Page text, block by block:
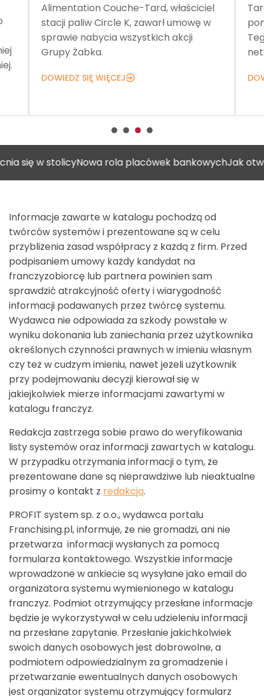
Alimentation Couche-Tard, właściciel
stacji paliw Circle K, zawarł umowę w
sprawie nabycia wszystkich akcji
Grupy Żabka.
DOWIEDZ SIĘ WIĘCEJ
w stolicyNowa rola placówek bankowychJak otworzyć
Informacje zawarte w katalogu pochodzą od
twórców systemów i prezentowane są w celu
przybliżenia zasad współpracy z każdą z firm. Przed
podpisaniem umowy każdy kandydat na
franczyzobiorcę lub partnera powinien sam
sprawdzić atrakcyjność oferty i wiarygodność
informacji podawanych przez twórcę systemu.
Wydawca nie odpowiada za szkody powstałe w
wyniku dokonania lub zaniechania przez użytkownika
określonych czynności prawnych w imieniu własnym
czy też w cudzym imieniu, nawet jeżeli użytkownik
przy podejmowaniu decyzji kierował się w
jakiejkolwiek mierze informacjami zawartymi w
katalogu franczyz.
Redakcja zastrzega sobie prawo do weryfikowania
listy systemów oraz informacji zawartych w katalogu.
W przypadku otrzymania informacji o tym, że
prezentowane dane są nieprawdziwe lub nieaktualne
prosimy o kontakt z redakcją.
PROFIT system sp. z o.o., wydawca portalu
Franchising.pl, informuje, że nie gromadzi, ani nie
przetwarza informacji wysłanych za pomocą
formularza kontaktowego. Wszystkie informacje
wprowadzone w ankiecie są wysyłane jako email do
organizatora systemu wymienionego w katalogu
franczyz. Podmiot otrzymujący przesłane informacje
będzie je wykorzystywał w celu udzieleniu informacji
na przesłane zapytanie. Przesłanie jakichkolwiek
swoich danych osobowych jest dobrowolne, a
podmiotem odpowiedzialnym za gromadzenie i
przetwarzanie ewentualnych danych osobowych
jest organizator systemu otrzymujący formularz